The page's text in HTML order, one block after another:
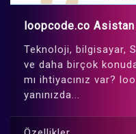
loopcode.co
Teknoloji, bilgisayar,
ve daha birçok
mı ihtiyacınız var?
yanınızda...